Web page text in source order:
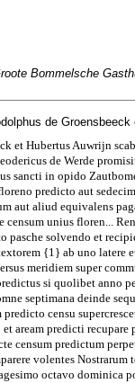
Bommelsche
de Groensbeeck
et Hubertus Auwrijn
de Werde
sancti in opido
predicto aut
aut aliud equivalens
unius floren...
pasche solvendo et
{1} ab uno latere
meridiem super
si quolibet anno
septimana deinde
censu
aream predicti
censum predictum
volentes
octavo dominica